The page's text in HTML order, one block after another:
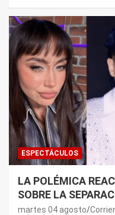
ESPECTÁCULOS
LA POLÉMICA
SOBRE LA
JOAQUI: “¿MI
martes 04 agosto